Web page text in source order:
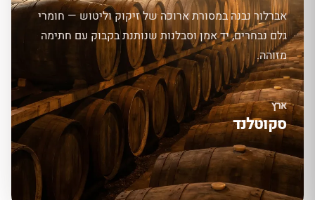
אברלור נבנה במסורת ארוכה של זיקוק וליטוש — חומרי
גלם נבחרים, יד אמן וסבלנות שנותנת בקבוק עם חתימה
מזוהה.
ארץ
סקוטלנד